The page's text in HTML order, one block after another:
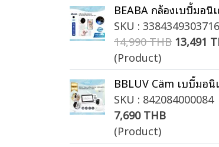
BEABA กล้องเบบี้มอ
SKU : 3384349303716
14,990 THB 13,491
(Product)
BBLUV Cäm เบบี้มอนิ
SKU : 842084000084
7,690 THB
(Product)